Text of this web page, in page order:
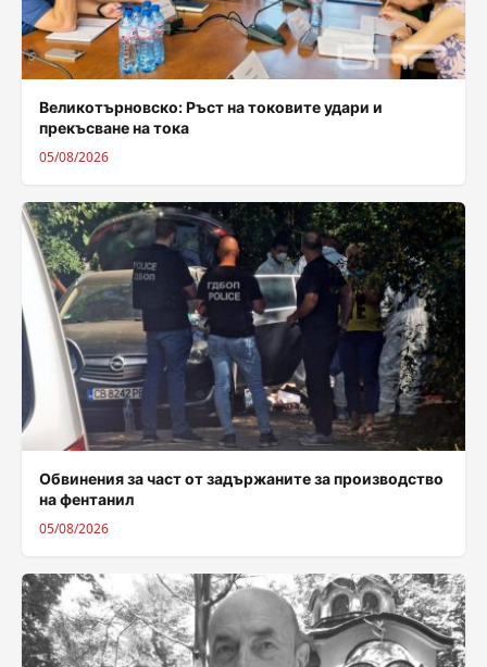
Великотърновско: Ръст на токовите удари и
прекъсване на тока
05/08/2026
Обвинения за част от задържаните за производство
на фентанил
05/08/2026